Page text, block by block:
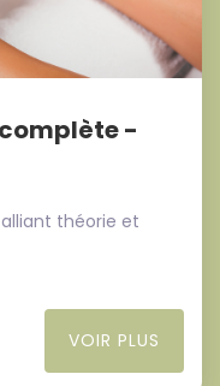
-
théorie et
VOIR PLUS